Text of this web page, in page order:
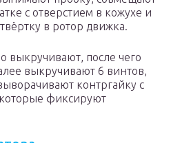
с отверстием в кожухе и
в ротор движка.
выкручивают, после чего
выкручивают 6 винтов,
контргайку с
фиксируют